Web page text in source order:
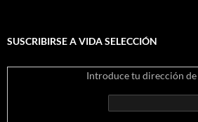
SUSCRIBIRSE A VIDA SELECCIÓN
Introduce tu dirección